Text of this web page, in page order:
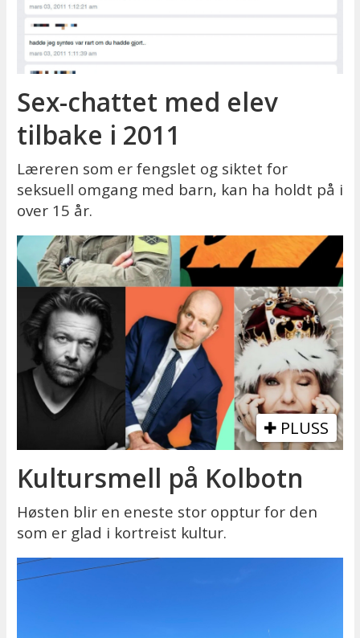
Sex-chattet med elev
tilbake i 2011
Læreren som er fengslet og siktet for
seksuell omgang med barn, kan ha holdt på i
over 15 år.
PLUSS
Kultursmell på Kolbotn
Høsten blir en eneste stor opptur for den
som er glad i kortreist kultur.